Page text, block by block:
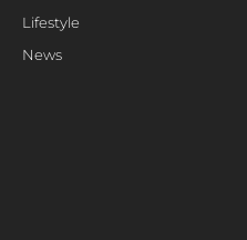
Lifestyle
News